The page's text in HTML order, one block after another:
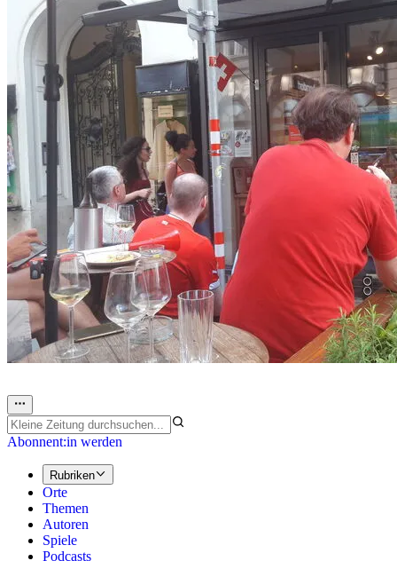
Abonnent:in werden
Rubriken
Orte
Themen
Autoren
Spiele
Podcasts